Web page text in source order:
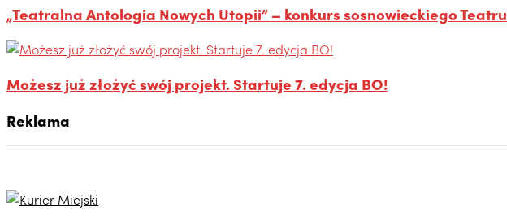
„Teatralna Antologia Nowych Utopii” – konkurs sosnowieckiego Teatru
Możesz już złożyć swój projekt. Startuje 7. edycja BO!
Reklama